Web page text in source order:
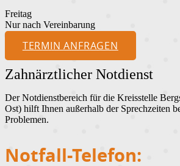
Freitag
Nur nach Vereinbarung
TERMIN ANFRAGEN
Zahnärztlicher Notdienst
Der Notdienstbereich für die Kreisstelle
Ost) hilft Ihnen außerhalb der Sprechzeiten
Problemen.
Notfall-Telefon: